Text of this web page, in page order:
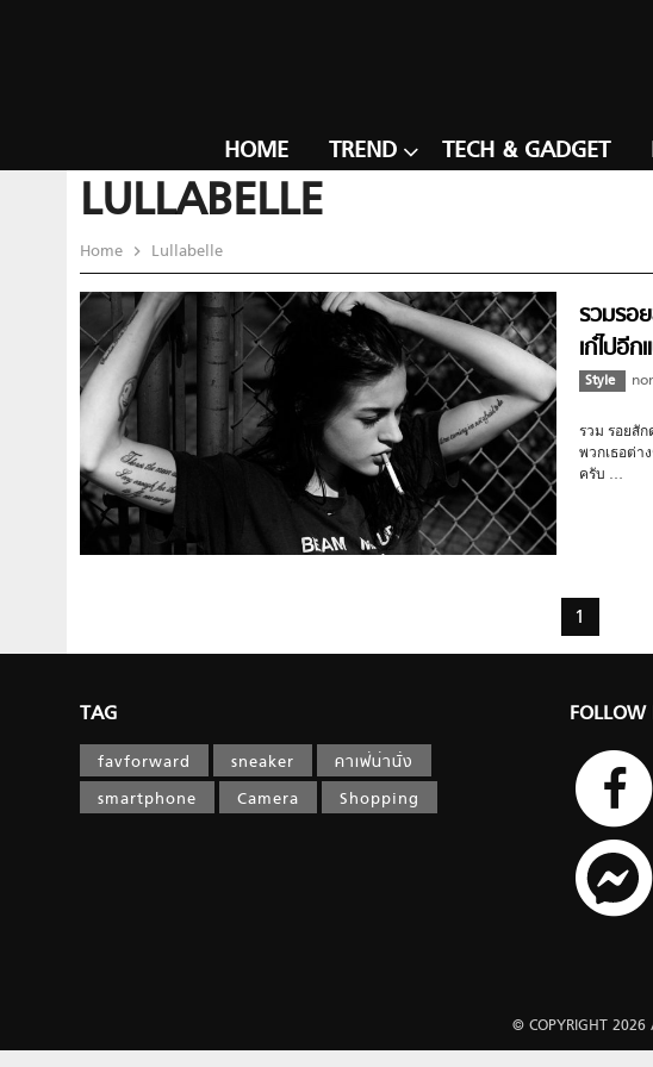
HOME TREND TECH & GADGET
LULLABELLE
Home Lullabelle
รวมรอ
เก๋ไปอีก
Style
รวม รอยสั
พวกเธอต่า
ครับ …
1
TAG
favforward sneaker
คาเฟ่น่านั่ง
smartphone
Camera Shopping
© COPYRIGHT 2026